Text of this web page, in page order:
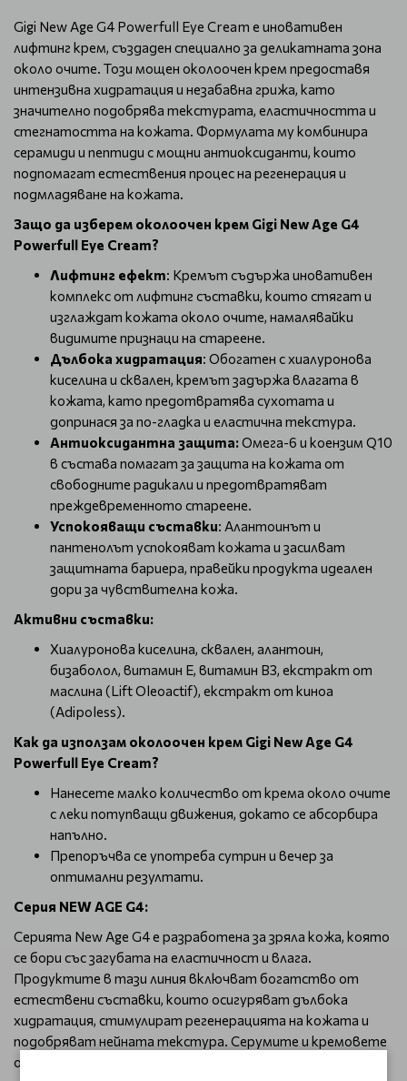
Gigi New Age G4 Powerfull Eye Cream е иновативен
лифтинг крем, създаден специално за деликатната зона
около очите. Този мощен околоочен крем предоставя
интензивна хидратация и незабавна грижа, като
значително подобрява текстурата, еластичността и
стегнатостта на кожата. Формулата му комбинира
серамиди и пептиди с мощни антиоксиданти, които
подпомагат естествения процес на регенерация и
подмладяване на кожата.
Защо да изберем околоочен крем Gigi New Age G4
Powerfull Eye Cream?
Лифтинг ефект: Кремът съдържа иновативен
комплекс от лифтинг съставки, които стягат и
изглаждат кожата около очите, намалявайки
видимите признаци на стареене.
Дълбока хидратация: Обогатен с хиалуронова
киселина и сквален, кремът задържа влагата в
кожата, като предотвратява сухотата и
допринася за по-гладка и еластична текстура.
Антиоксидантна защита:Омега-6 и коензим Q10
в състава помагат за защита на кожата от
свободните радикали и предотвратяват
преждевременното стареене.
Успокояващи съставки: Алантоинът и
пантенолът успокояват кожата и засилват
защитната бариера, правейки продукта идеален
дори за чувствителна кожа.
Активни съставки:
Хиалуронова киселина, сквален, алантоин,
бизаболол, витамин E, витамин B3, екстракт от
маслина (Lift Oleoactif), екстракт от киноа
(Adipoless).
Как да използам околоочен крем Gigi New Age G4
Powerfull Eye Cream?
Нанесете малко количество от крема около очите
с леки потупващи движения, докато се абсорбира
напълно.
Препоръчва се употреба сутрин и вечер за
оптимални резултати.
Серия NEW AGE G4:
Серията New Age G4 е разработена за зряла кожа, която
се бори със загубата на еластичност и влага.
Продуктите в тази линия включват богатство от
естествени съставки, които осигуряват дълбока
хидратация, стимулират регенерацията на кожата и
подобряват нейната текстура. Серумите и кремовете
от тази серия са особено подходящи за жени над 40